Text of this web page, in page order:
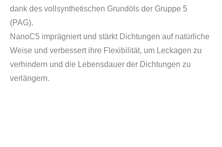
dank des vollsynthetischen Grundöls der Gruppe 5
(PAG).
NanoC5 imprägniert und stärkt Dichtungen auf natürliche
Weise und verbessert ihre Flexibilität, um Leckagen zu
verhindern und die Lebensdauer der Dichtungen zu
verlängern.